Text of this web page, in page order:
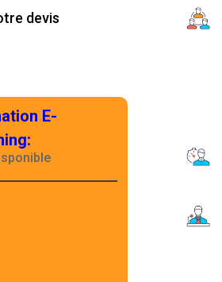
devis
E-
: